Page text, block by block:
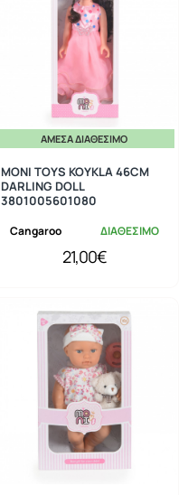
ΆΜΕΣΑ ΔΙΑΘΈΣΙΜΟ
Cangaroo ΔΙΑΘΕΣΙΜΟ
MONI TOYS KOYKLA 46CM
DARLING DOLL
3801005601080
21,00€